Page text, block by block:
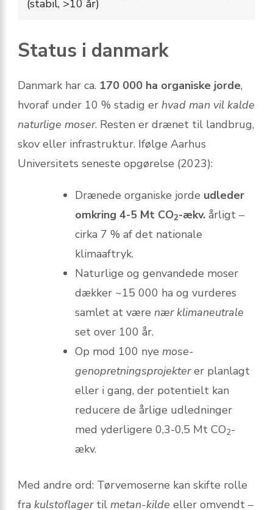
(stabil, >10 år)
Status i danmark
Danmark har ca. 170 000 ha organiske jorde,
hvoraf under 10 % stadig er hvad man vil kalde
naturlige moser. Resten er drænet til landbrug,
skov eller infrastruktur. Ifølge Aarhus
Universitets seneste opgørelse (2023):
Drænede organiske jorde udleder
omkring 4-5 Mt CO2-ækv. årligt –
cirka 7 % af det nationale
klimaaftryk.
Naturlige og gen­vandede moser
dækker ~15 000 ha og vurderes
samlet at være nær klimaneutrale
set over 100 år.
Op mod 100 nye mose­
genopretnings­projekterer planlagt
eller i gang, der potentielt kan
reducere de årlige udledninger
med yderligere 0,3-0,5 Mt CO2-
ækv.
Med andre ord: Tørvemoserne kan skifte rolle
fra kulstoflagertil metan-kilde eller omvendt –